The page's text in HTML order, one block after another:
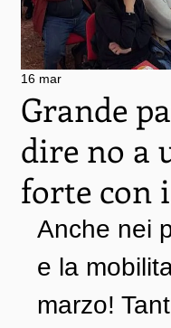
Grande
dire no a
forte con
16 mar
Anche nei
e la
marzo!